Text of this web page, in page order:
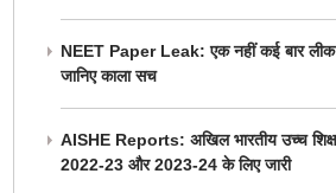
NEET Paper Leak: एक नहीं कई बार लीक
जानिए काला सच
AISHE Reports: अखिल भारतीय उच्च शिक्षा
2022-23 और 2023-24 के लिए जारी